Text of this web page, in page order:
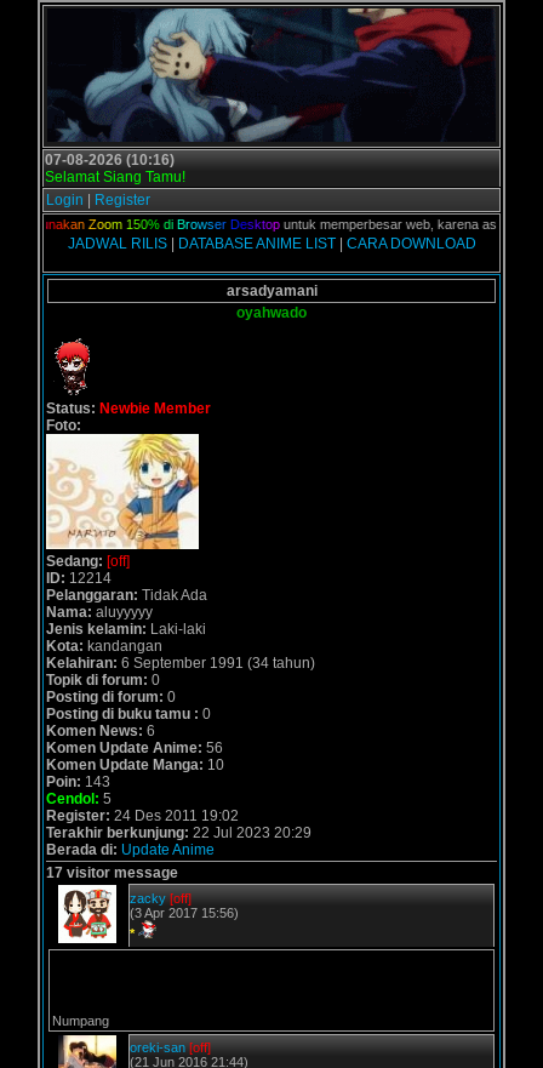
07-08-2026 (10:16)
Selamat Siang Tamu!
Login
Register
an Zoo m 150% di Browser Des ktopuntuk memperbesar web, karena aslinya web
JADWAL RILIS| DATABASE ANIME LIST| CARA DOWNLOAD
arsadyamani
oyahwado
Status: Newbie Member
Foto:
Sedang: [off]
ID: 12214
Pelanggaran: Tidak Ada
Nama: aluyyyyy
Jenis kelamin: Laki-laki
Kota: kandangan
Kelahiran: 6 September 1991 (34 tahun)
Topik di forum: 0
Posting di forum: 0
Posting di buku tamu : 0
Komen News: 6
Komen Update Anime: 56
Komen Update Manga: 10
Poin: 143
Cendol: 5
Register: 24 Des 2011 19:02
Terakhir berkunjung: 22 Jul 2023 20:29
Berada di: Update Anime
17 visitor message
zacky [off]
(3 Apr 2017 15:56)
*
Numpang
oreki-san [off]
(21 Jun 2016 21:44)